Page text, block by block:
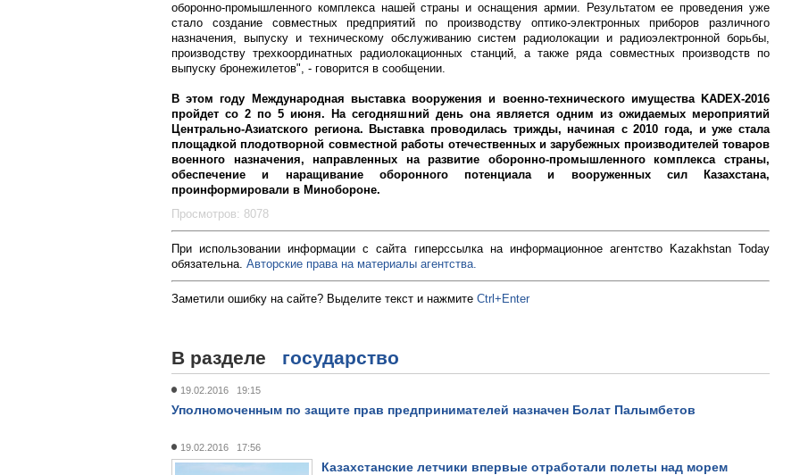
оборонно-промышленного комплекса нашей страны и оснащения армии. Результатом ее проведения уже
стало создание совместных предприятий по производству оптико-электронных приборов различного
назначения, выпуску и техническому обслуживанию систем радиолокации и радиоэлектронной борьбы,
производству трехкоординатных радиолокационных станций, а также ряда совместных производств по
выпуску бронежилетов", - говорится в сообщении.
В этом году Международная выставка вооружения и военно-технического имущества KADEX-2016
пройдет со 2 по 5 июня. На сегодняшний день она является одним из ожидаемых мероприятий
Центрально-Азиатского региона. Выставка проводилась трижды, начиная с 2010 года, и уже стала
площадкой плодотворной совместной работы отечественных и зарубежных производителей товаров
военного назначения, направленных на развитие оборонно-промышленного комплекса страны,
обеспечение и наращивание оборонного потенциала и вооруженных сил Казахстана,
проинформировали в Минобороне.
Просмотров: 8078
При использовании информации с сайта гиперссылка на информационное агентство Kazakhstan Today
обязательна. Авторские права на материалы агентства.
Заметили ошибку на сайте? Выделите текст и нажмите Ctrl+Enter
В разделе государство
19.02.2016 19:15
Уполномоченным по защите прав предпринимателей назначен Болат Палымбетов
19.02.2016 17:56
Казахстанские летчики впервые отработали полеты над морем